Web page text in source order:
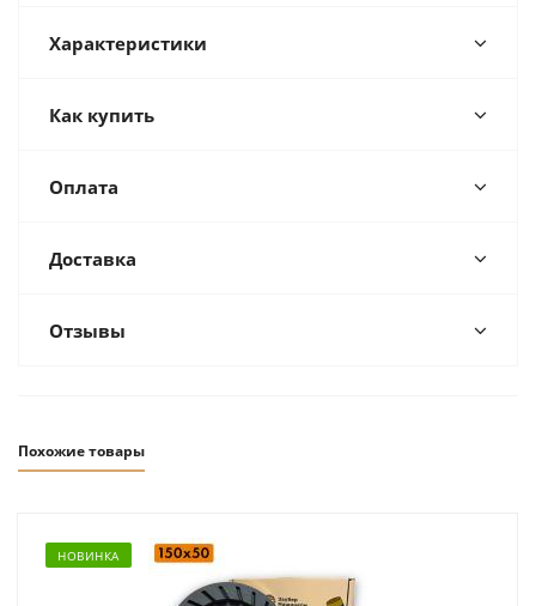
Характеристики
Как купить
Оплата
Доставка
Отзывы
Похожие товары
НОВИНКА